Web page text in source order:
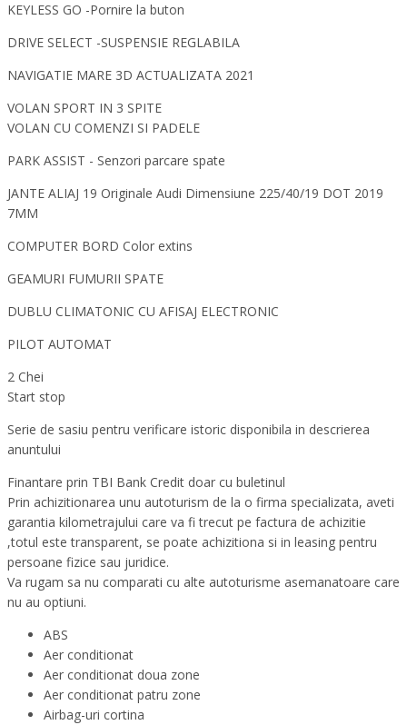
KEYLESS GO -Pornire la buton
DRIVE SELECT -SUSPENSIE REGLABILA
NAVIGATIE MARE 3D ACTUALIZATA 2021
VOLAN SPORT IN 3 SPITE
VOLAN CU COMENZI SI PADELE
PARK ASSIST - Senzori parcare spate
JANTE ALIAJ 19 Originale Audi Dimensiune 225/40/19 DOT 2019
7MM
COMPUTER BORD Color extins
GEAMURI FUMURII SPATE
DUBLU CLIMATONIC CU AFISAJ ELECTRONIC
PILOT AUTOMAT
2 Chei
Start stop
Serie de sasiu pentru verificare istoric disponibila in descrierea
anuntului
Finantare prin TBI Bank Credit doar cu buletinul
Prin achizitionarea unu autoturism de la o firma specializata, aveti
garantia kilometrajului care va fi trecut pe factura de achizitie
,totul este transparent, se poate achizitiona si in leasing pentru
persoane fizice sau juridice.
Va rugam sa nu comparati cu alte autoturisme asemanatoare care
nu au optiuni.
ABS
Aer conditionat
Aer conditionat doua zone
Aer conditionat patru zone
Airbag-uri cortina